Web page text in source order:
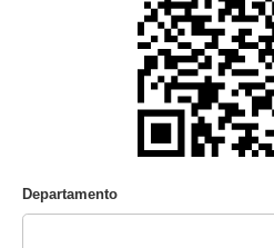
Departamento